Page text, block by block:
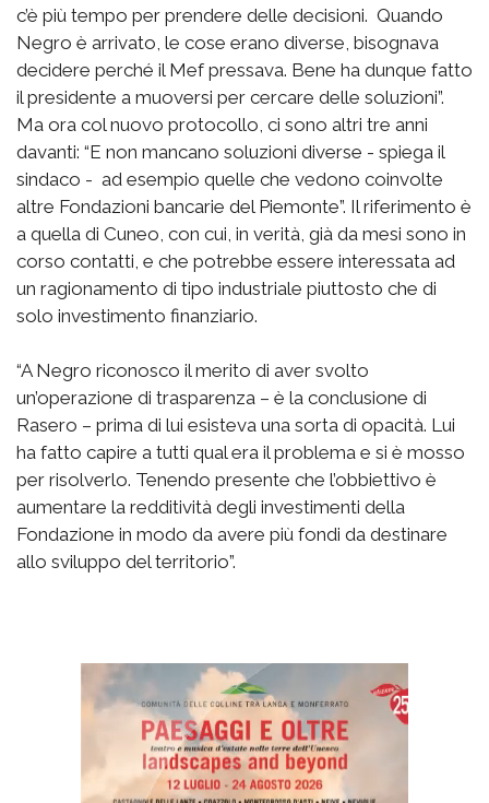
c’è più tempo per prendere delle decisioni. Quando
Negro è arrivato, le cose erano diverse, bisognava
decidere perché il Mef pressava. Bene ha dunque fatto
il presidente a muoversi per cercare delle soluzioni”.
Ma ora col nuovo protocollo, ci sono altri tre anni
davanti: “E non mancano soluzioni diverse - spiega il
sindaco - ad esempio quelle che vedono coinvolte
altre Fondazioni bancarie del Piemonte”. Il riferimento è
a quella di Cuneo, con cui, in verità, già da mesi sono in
corso contatti, e che potrebbe essere interessata ad
un ragionamento di tipo industriale piuttosto che di
solo investimento finanziario.
“A Negro riconosco il merito di aver svolto
un’operazione di trasparenza – è la conclusione di
Rasero – prima di lui esisteva una sorta di opacità. Lui
ha fatto capire a tutti qual era il problema e si è mosso
per risolverlo. Tenendo presente che l’obbiettivo è
aumentare la redditività degli investimenti della
Fondazione in modo da avere più fondi da destinare
allo sviluppo del territorio”.